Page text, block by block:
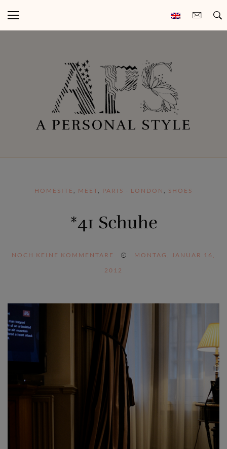
HOMESITE , MEET, PARIS - LONDON , SHOES
*41 Schuhe
NOCH KEINE KOMMENTARE
MONTAG, JANUAR 16,
2012